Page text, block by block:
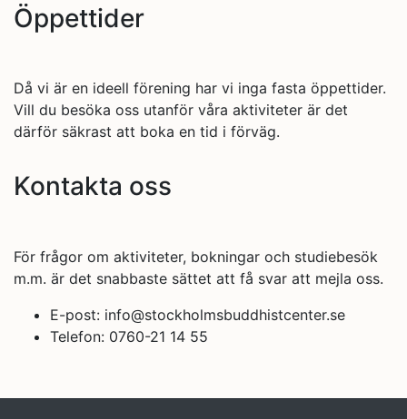
Öppettider
Då vi är en ideell förening har vi inga fasta öppettider.
Vill du besöka oss utanför våra aktiviteter är det
därför säkrast att boka en tid i förväg.
Kontakta oss
För frågor om aktiviteter, bokningar och studiebesök
m.m. är det snabbaste sättet att få svar att mejla oss.
E-post: info@stockholmsbuddhistcenter.se
Telefon: 0760-21 14 55